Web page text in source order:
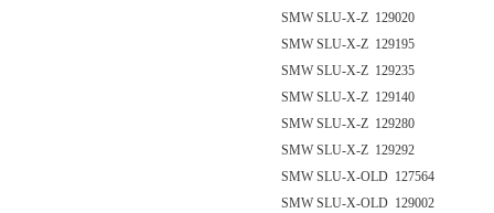
SMW SLU-X-Z 129020
SMW SLU-X-Z 129195
SMW SLU-X-Z 129235
SMW SLU-X-Z 129140
SMW SLU-X-Z 129280
SMW SLU-X-Z 129292
SMW SLU-X-OLD 127564
SMW SLU-X-OLD 129002